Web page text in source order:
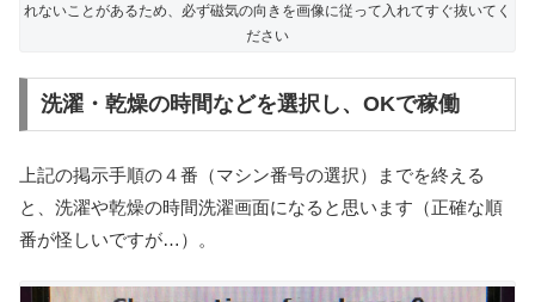
れないことがあるため、必ず磁気の向きを画像に従って入れてすぐ抜いてく
ださい
洗濯・乾燥の時間などを選択し、OKで稼働
上記の掲示手順の４番（マシン番号の選択）までを終える
と、洗濯や乾燥の時間洗濯画面になると思います（正確な順
番が怪しいですが…）。